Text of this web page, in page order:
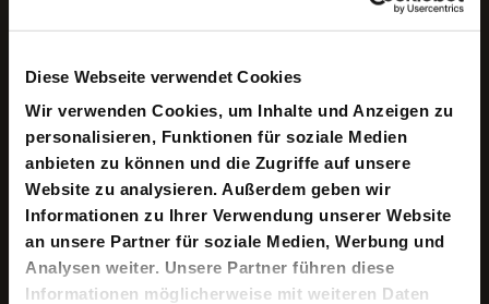
Diese Webseite verwendet Cookies
Wir verwenden Cookies, um Inhalte und Anzeigen zu
personalisieren, Funktionen für soziale Medien
anbieten zu können und die Zugriffe auf unsere
Website zu analysieren. Außerdem geben wir
Informationen zu Ihrer Verwendung unserer Website
an unsere Partner für soziale Medien, Werbung und
Analysen weiter. Unsere Partner führen diese
Informationen möglicherweise mit weiteren Daten
„Look up here, I’m in heaven, I’ve got scars that can’t be
seen …“
Thomas Jerome Newton, der Alien, der zur Erde „fällt“,
um Wasser für seinen Wüstenplaneten zu finden, hat
seine Mission verloren und endet desillusioniert, einsam
und zerbrochen. Er möchte sterben, zurückkehren zu
den Sternen, doch er ist in sich gefangen, verfolgt von
Figuren, die ihn umkreisen, wobei sich – wie im
Fiebertraum – die Grenzen zwischen Halluzination und
Realität verwischen. Quälende Dämonen suchen ihn auf,